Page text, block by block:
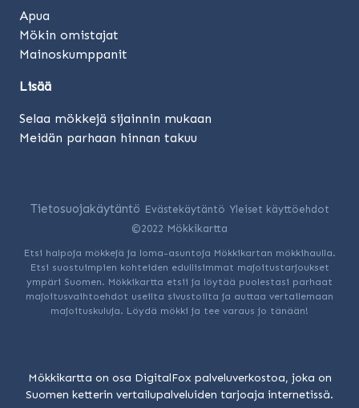
Apua
Mökin omistajat
Mainoskumppanit
Lisää
Selaa mökkejä sijainnin mukaan
Meidän parhaan hinnan takuu
Tietosuojakäytäntö Evästekäytäntö Yleiset käyttöehdot
©2022 Mökkikartta
Etsi halpoja mökkejä ja loma-asuntoja Mökkikartan mökkihaulla.
Etsi suostuimpien kohteiden edullisimmat majoitustarjoukset
ympäri Suomen. Mökkikartta etsii ja löytää puolestasi parhaat
majoitusvaihtoehdot useilta sivustoilta ja auttaa vertailemaan
majoituskuluja. Löydä mökki ja tee varaus jo tänään!
Mökkikartta on osa DigitalFox palveluverkostoa, joka on
Suomen ketterin vertailupalveluiden tarjoaja internetissä.